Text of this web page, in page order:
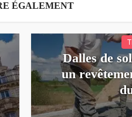
ÉGALEMENT
Dalles de
un